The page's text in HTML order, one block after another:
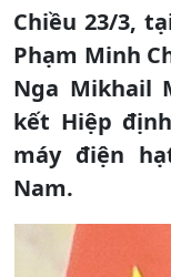
Chiều 23/3,
Phạm Minh
Nga Mikhail
kết Hiệp
máy điện
Nam.